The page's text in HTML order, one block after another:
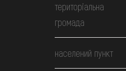
територіальна
громада
населений пункт